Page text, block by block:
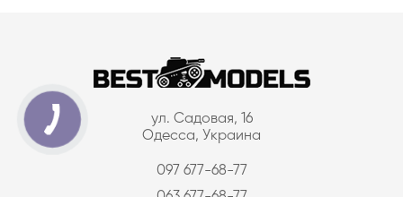
ул. Садовая, 16
Одесса, Украина
097 677-68-77